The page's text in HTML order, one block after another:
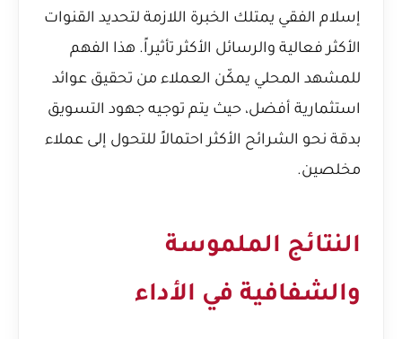
إسلام الفقي يمتلك الخبرة اللازمة لتحديد القنوات
الأكثر فعالية والرسائل الأكثر تأثيراً. هذا الفهم
للمشهد المحلي يمكّن العملاء من تحقيق عوائد
استثمارية أفضل، حيث يتم توجيه جهود التسويق
بدقة نحو الشرائح الأكثر احتمالاً للتحول إلى عملاء
مخلصين.
النتائج الملموسة
والشفافية في الأداء